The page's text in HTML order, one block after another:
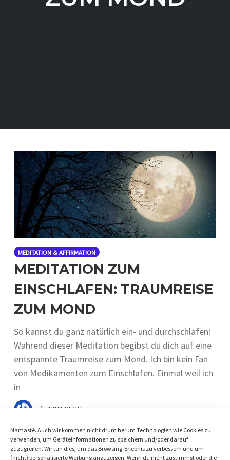
Namasté. Auch wir kommen nicht drum herum Technologien wie Cookies zu
verwenden, um Geräteinformationen zu speichern und/oder darauf
zuzugreifen. Wir tun dies, um das Browsing-Erlebnis zu verbessern und um
(nicht) personalisierte Werbung anzuzeigen. Wenn du nicht zustimmst oder die
MEDITATION & AFFIRMATION
MEDITATION ZUM
EINSCHLAFEN: TRAUMREISE
ZUM MOND
So kannst du ganz natürlich ein- und durchschlafen!
Während dieser Meditation begibst du dich auf eine
entspannte Traumreise zum Mond. Ich bin kein Fan
von Medikamenten zum Einschlafen. Einmal weil ich
in
by NINA BESTE